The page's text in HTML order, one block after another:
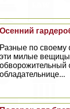
Осенний
Разные по своему
эти милые вещицы
обворожительный
обладательнице...